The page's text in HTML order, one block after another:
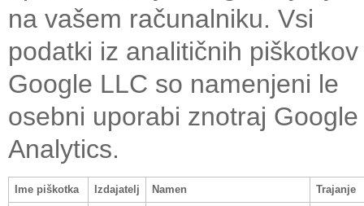
na vašem računalniku. Vsi
podatki iz analitičnih piškotkov
Google LLC so namenjeni le
osebni uporabi znotraj Google
Analytics.
Ime piškotka Izdajatelj Namen Trajanje